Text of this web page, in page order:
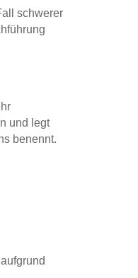
schwerer
und legt
benennt.